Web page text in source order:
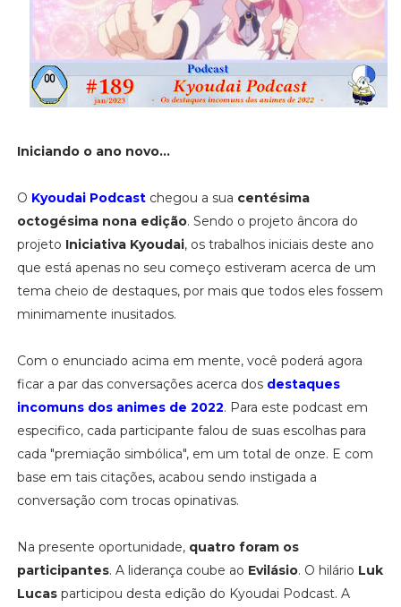
Iniciando o ano novo...
O Kyoudai Podcastchegou a sua centésima
octogésima nona edição. Sendo o projeto âncora do
projeto Iniciativa Kyoudai, os trabalhos iniciais deste ano
que está apenas no seu começo estiveram acerca de um
tema cheio de destaques, por mais que todos eles fossem
minimamente inusitados.
Com o enunciado acima em mente, você poderá agora
ficar a par das conversações acerca dos destaques
incomuns dos animes de 2022. Para este podcast em
especifico, cada participante falou de suas escolhas para
cada "premiação simbólica", em um total de onze. E com
base em tais citações, acabou sendo instigada a
conversação com trocas opinativas.
Na presente oportunidade, quatro foram os
participantes. A liderança coube ao Evilásio. O hilário Luk
Lucasparticipou desta edição do Kyoudai Podcast. A